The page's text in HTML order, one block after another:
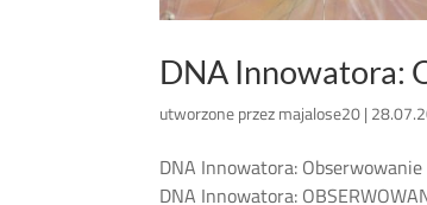
DNA Innowatora:
utworzone przezmajalose20|
DNA Innowatora:
DNA Innowatora: